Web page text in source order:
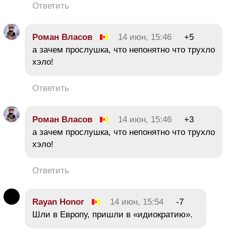
Ответить
Роман Власов 14 июн, 15:46
+5
а зачем прослушка, что непонятно что трухло
хэло!
Ответить
Роман Власов 14 июн, 15:46
+3
а зачем прослушка, что непонятно что трухло
хэло!
Ответить
Rayan Honor 14 июн, 15:54
-7
Шли в Европу, пришли в «идиократию».